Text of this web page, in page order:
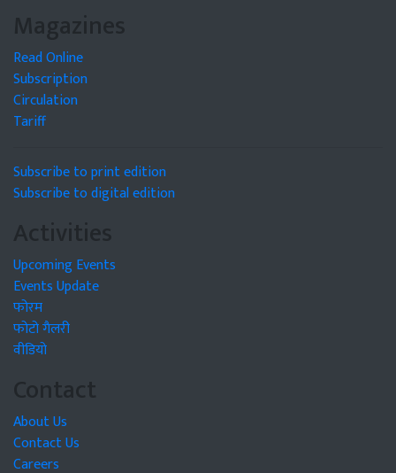
Magazines
Read Online
Subscription
Circulation
Tariff
Subscribe to print edition
Subscribe to digital edition
Activities
Upcoming Events
Events Update
फोरम
फोटो गैलरी
वीडियो
Contact
About Us
Contact Us
Careers